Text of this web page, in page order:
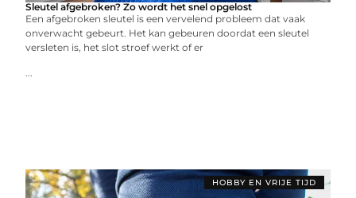
Sleutel afgebroken? Zo wordt het snel opgelost
Een afgebroken sleutel is een vervelend probleem dat vaak
onverwacht gebeurt. Het kan gebeuren doordat een sleutel
versleten is, het slot stroef werkt of er
...
HOBBY EN VRIJE TIJD